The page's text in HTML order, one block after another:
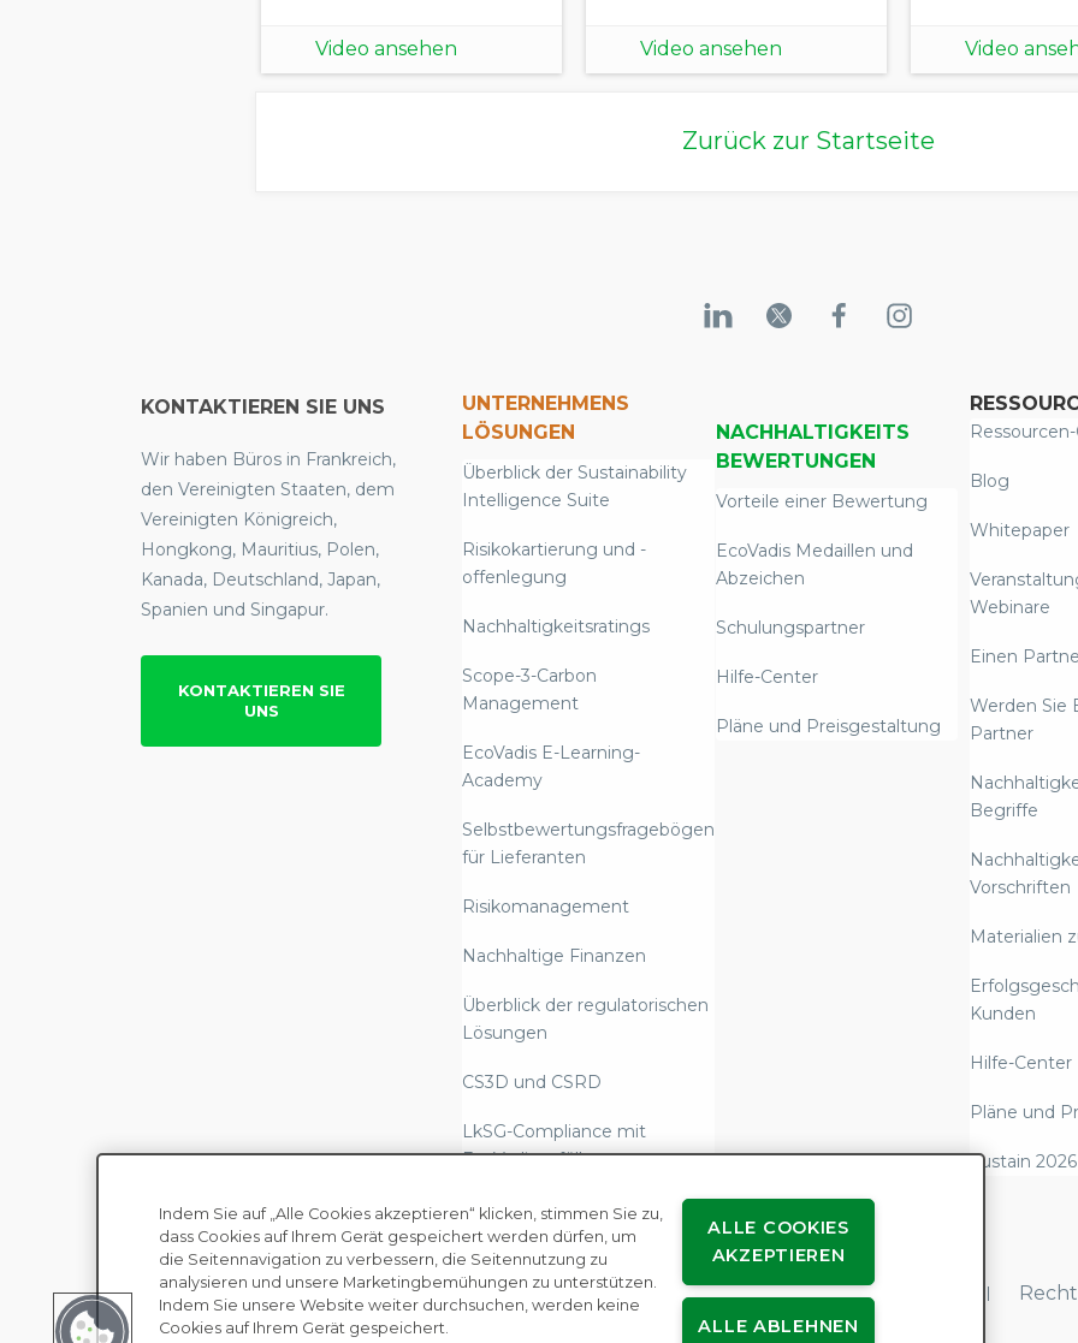
Video ansehen Video ansehen Video
Zurück zur Startseite
KONTAKTIEREN SIE UNS
Wir haben Büros in Frankreich,
den Vereinigten Staaten, dem
Vereinigten Königreich,
Hongkong, Mauritius, Polen,
Kanada, Deutschland, Japan,
Spanien und Singapur.
KONTAKTIEREN SIE
UNS
UNTERNEHMENS
LÖSUNGEN
Überblick der Sustainability
Intelligence Suite
Risikokartierung und -
offenlegung
Nachhaltigkeitsratings
Scope-3-Carbon
Management
EcoVadis E-Learning-
Academy
Selbstbewertungsfragebögen
für Lieferanten
Risikomanagement
Nachhaltige Finanzen
Überblick der regulatorischen
Lösungen
CS3D und CSRD
LkSG-Compliance mit
EcoVadis erfüllen
Berichterstattung über
Scope-3-Emissionen und
regulatorische Compliance
Gesetze gegen moderne
NACHHALTIGKEITS
BEWERTUNGEN
Vorteile einer Bewertung
EcoVadis Medaillen und
Abzeichen
Schulungspartner
Hilfe-Center
Pläne und Preisgestaltung
Blog
Whitepaper
Webinare
Einen
Werden Sie
Partner
Begriffe
Vorschriften
Materialien
Kunden
Hilfe-Center
Pläne und
Sustain 2026
Urheberrecht © EcoVadis Benutzervereinbarungen Datenschutz
Indem Sie auf „Alle Cookies akzeptieren“ klicken, stimmen Sie zu,
dass Cookies auf Ihrem Gerät gespeichert werden dürfen, um
die Seitennavigation zu verbessern, die Seitennutzung zu
analysieren und unsere Marketingbemühungen zu unterstützen.
Indem Sie unsere Website weiter durchsuchen, werden keine
Cookies auf Ihrem Gerät gespeichert.
ALLE COOKIES
AKZEPTIEREN
ALLE ABLEHNEN